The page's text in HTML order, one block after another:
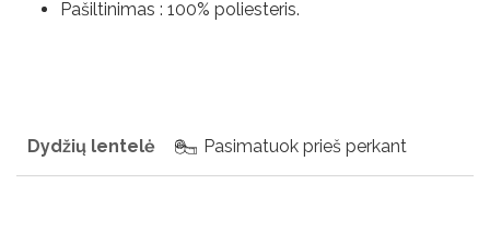
Pašiltinimas : 100% poliesteris.
Dydžių lentelė Pasimatuok prieš perkant